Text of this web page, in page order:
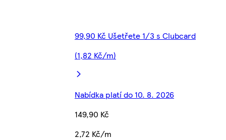
99,90 Kč Ušetřete 1/3 s Clubcard
(1,82 Kč/m)
Nabídka platí do 10. 8. 2026
149,90 Kč
2,72 Kč/m